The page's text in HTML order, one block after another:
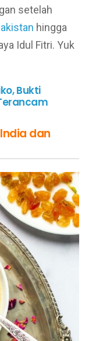
setelah
hingga
Idul Fitri. Yuk
Bukti
dan